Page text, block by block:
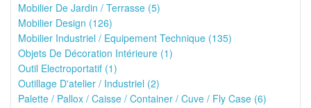
Mobilier De Jardin / Terrasse (5)
Mobilier Design (126)
Mobilier Industriel / Equipement Technique (135)
Objets De Décoration Intérieure (1)
Outil Electroportatif (1)
Outillage D'atelier / Industriel (2)
Palette / Pallox / Caisse / Container / Cuve / Fly Case (6)